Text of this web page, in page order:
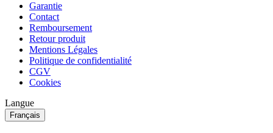
Garantie
Contact
Remboursement
Retour produit
Mentions Légales
Politique de confidentialité
CGV
Cookies
Langue
Français